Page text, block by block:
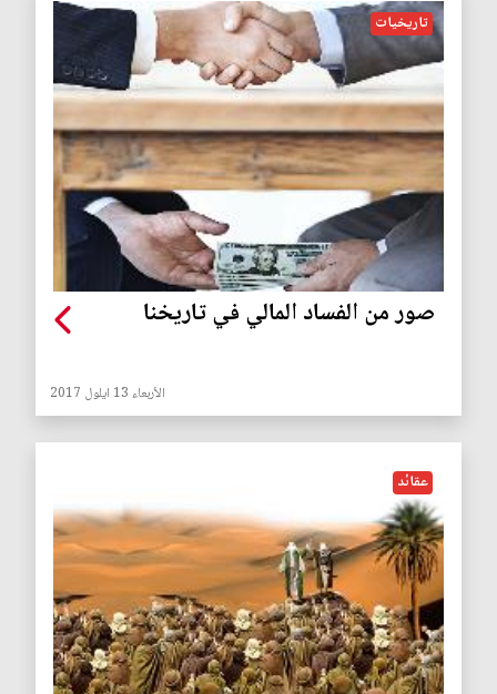
تاريخيات
صور من الفساد المالي في تاريخنا
الأربعاء 13 ايلول 2017
عقائد